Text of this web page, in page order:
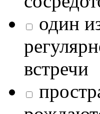
один
встречи